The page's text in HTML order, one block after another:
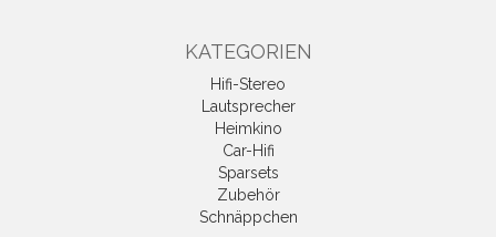
KATEGORIEN
Hifi-Stereo
Lautsprecher
Heimkino
Car-Hifi
Sparsets
Zubehör
Schnäppchen